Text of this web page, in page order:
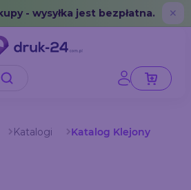
or invalid format
- wysyłka jest bezpłatna. ✕
Katalogi Katalog Klejony